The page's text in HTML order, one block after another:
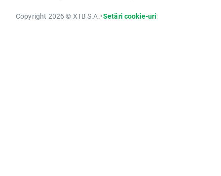
Copyright 2026 © XTB S.A.•Setări cookie-uri